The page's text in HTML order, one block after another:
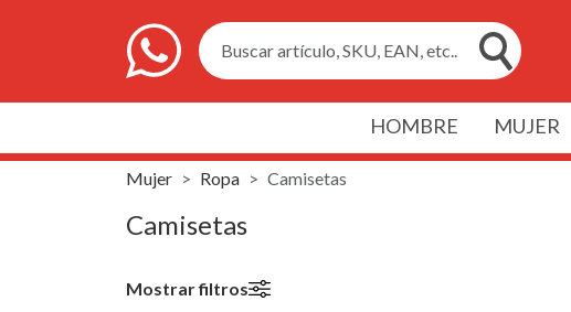
Buscar artículo, SKU, EAN, etc..
HOMBRE MUJER
Mujer Ropa Camisetas
Camisetas
Mostrar filtros